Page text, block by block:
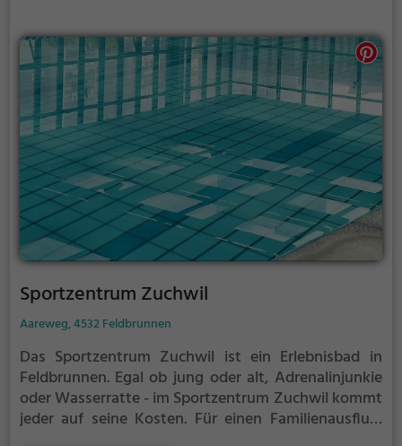
Sportzentrum Zuchwil
Aareweg, 4532 Feldbrunnen
Das Sportzentrum Zuchwil ist ein Erlebnisbad in
Feldbrunnen. Egal ob jung oder alt, Adrenalinjunkie
oder Wasserratte - im Sportzentrum Zuchwil kommt
jeder auf seine Kosten. Für einen Familienausflug,